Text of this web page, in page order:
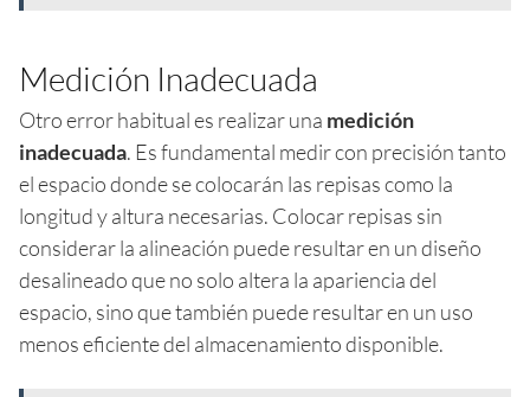
Medición Inadecuada
Otro error habitual es realizar una medición
inadecuada. Es fundamental medir con precisión tanto
el espacio donde se colocarán las repisas como la
longitud y altura necesarias. Colocar repisas sin
considerar la alineación puede resultar en un diseño
desalineado que no solo altera la apariencia del
espacio, sino que también puede resultar en un uso
menos eficiente del almacenamiento disponible.